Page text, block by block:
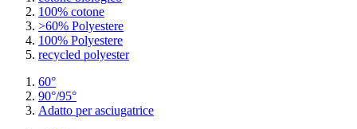
100% cotone
>60% Polyestere
100% Polyestere
recycled polyester
60°
90°/95°
Adatto per asciugatrice